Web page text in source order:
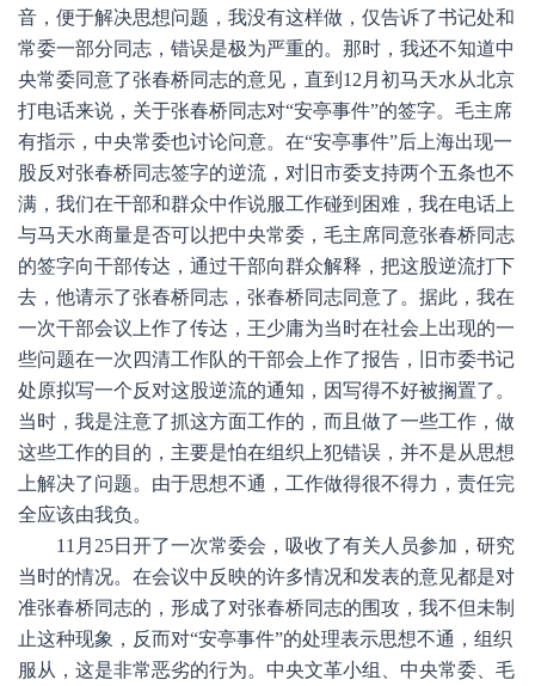
音，便于解决思想问题，我没有这样做，仅告诉了书记处和
常委一部分同志，错误是极为严重的。那时，我还不知道中
央常委同意了张春桥同志的意见，直到12月初马天水从北京
打电话来说，关于张春桥同志对“安亭事件”的签字。毛主席
有指示，中央常委也讨论问意。在“安亭事件”后上海出现一
股反对张春桥同志签字的逆流，对旧市委支持两个五条也不
满，我们在干部和群众中作说服工作碰到困难，我在电话上
与马天水商量是否可以把中央常委，毛主席同意张春桥同志
的签字向干部传达，通过干部向群众解释，把这股逆流打下
去，他请示了张春桥同志，张春桥同志同意了。据此，我在
一次干部会议上作了传达，王少庸为当时在社会上出现的一
些问题在一次四清工作队的干部会上作了报告，旧市委书记
处原拟写一个反对这股逆流的通知，因写得不好被搁置了。
当时，我是注意了抓这方面工作的，而且做了一些工作，做
这些工作的目的，主要是怕在组织上犯错误，并不是从思想
上解决了问题。由于思想不通，工作做得很不得力，责任完
全应该由我负。
11月25日开了一次常委会，吸收了有关人员参加，研究
当时的情况。在会议中反映的许多情况和发表的意见都是对
准张春桥同志的，形成了对张春桥同志的围攻，我不但未制
止这种现象，反而对“安亭事件”的处理表示思想不通，组织
服从，这是非常恶劣的行为。中央文革小组、中央常委、毛